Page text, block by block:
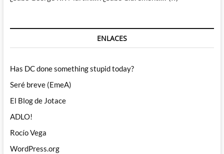
ENLACES
Has DC done something stupid today?
Seré breve (EmeA)
El Blog de Jotace
ADLO!
Rocío Vega
WordPress.org